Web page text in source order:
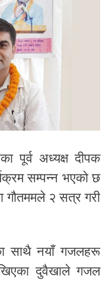
पूर्व अध्यक्ष दीपक
सम्पन्न भएको छ
गौतममले २ सत्र गरी
साथै नयाँ गजलहरू
दुवैखाले गजल